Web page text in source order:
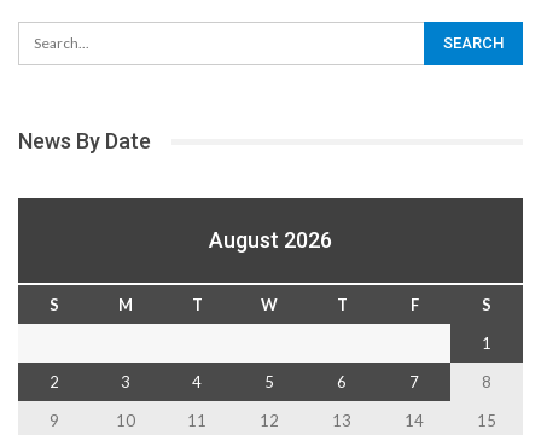
News By Date
August 2026
S M T W T F
S
1
2
3 4 5 6 7
8
9
10 11 12 13 14
15